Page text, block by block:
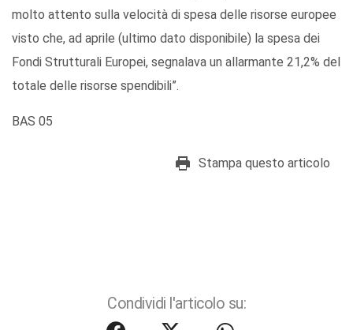
molto attento sulla velocità di spesa delle risorse europee
visto che, ad aprile (ultimo dato disponibile) la spesa dei
Fondi Strutturali Europei, segnalava un allarmante 21,2% del
totale delle risorse spendibili”.
BAS 05
Stampa questo articolo
Condividi l'articolo su: